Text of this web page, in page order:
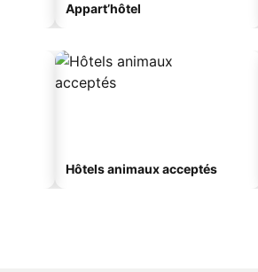
Appart’hôtel
Hôtels animaux acceptés